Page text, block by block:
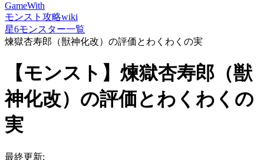
GameWith
モンスト攻略wiki
星6モンスター一覧
煉獄杏寿郎（獣神化改）の評価とわくわくの実
【モンスト】煉獄杏寿郎（獣
神化改）の評価とわくわくの
実
最終更新: